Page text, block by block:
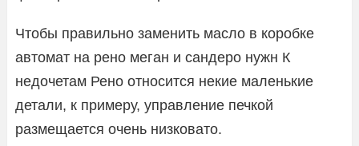
Чтобы правильно заменить масло в коробке
автомат на рено меган и сандеро нужн К
недочетам Рено относится некие маленькие
детали, к примеру, управление печкой
размещается очень низковато.